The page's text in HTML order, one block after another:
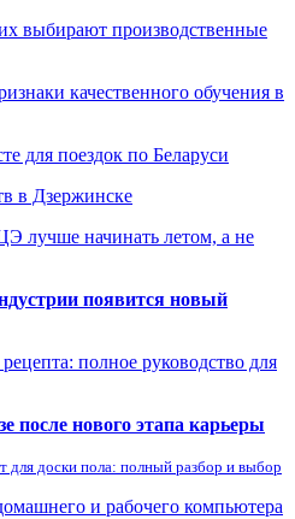
выбирают производственные
качественного обучения в
для поездок по Беларуси
в Дзержинске
лучше начинать летом, а не
появится новый
полное руководство для
после нового этапа карьеры
для доски пола: полный разбор и выбор
и рабочего компьютера